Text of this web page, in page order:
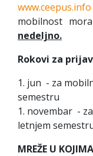
www.ceepus.info
mobilnost
nedeljno.
Rokovi za
1. jun - za
semestru
1. novembar -
letnjem
MREŽE U